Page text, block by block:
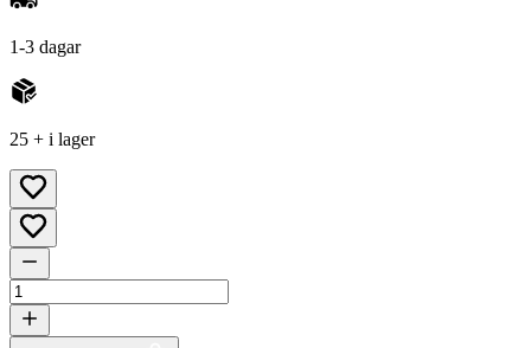
1-3 dagar
25 + i lager